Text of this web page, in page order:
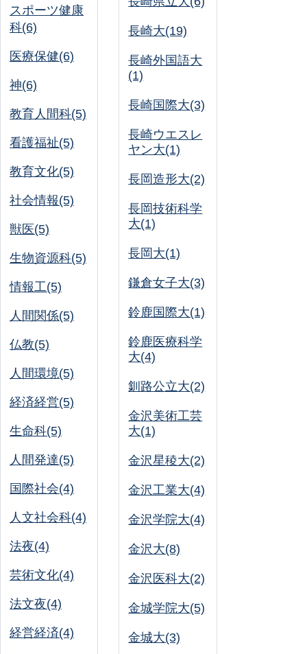
スポーツ健康
科(6)
医療保健(6)
神(6)
教育人間科(5)
看護福祉(5)
教育文化(5)
社会情報(5)
獣医(5)
生物資源科(5)
情報工(5)
人間関係(5)
仏教(5)
人間環境(5)
経済経営(5)
生命科(5)
人間発達(5)
国際社会(4)
人文社会科(4)
法夜(4)
芸術文化(4)
法文夜(4)
経営経済(4)
長崎大(19)
長崎外国語大
(1)
長崎国際大(3)
長崎ウエスレ
ヤン大(1)
長岡造形大(2)
長岡技術科学
大(1)
長岡大(1)
鎌倉女子大(3)
鈴鹿国際大(1)
鈴鹿医療科学
大(4)
釧路公立大(2)
金沢美術工芸
大(1)
金沢星稜大(2)
金沢工業大(4)
金沢学院大(4)
金沢大(8)
金沢医科大(2)
金城学院大(5)
金城大(3)